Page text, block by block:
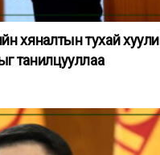
хяналтын тухай
танилцууллаа